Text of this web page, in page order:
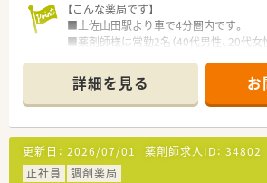
＜こんな方にもおススメ＞
■処方箋枚数も少なめで自分のペースで
等々、気になる方はお気軽にお問い合わ
【こんな薬局です】
■土佐山田駅より車で4分圏内です。
■薬剤師様は常勤2名（40代男性、20代女
【業務内容】
■循環器科, 眼科, 内科をメインに応需し
ております。
【研修制度】
■先輩社員によるOJT研修を行っていただ
詳細を見る お
更新日： 2026/07/01 薬剤師求人ID： 34802
正社員
調剤薬局